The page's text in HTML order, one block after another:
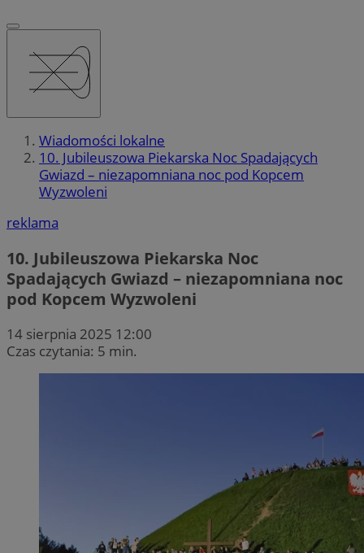
Wiadomości lokalne
10. Jubileuszowa Piekarska Noc Spadających
Gwiazd – niezapomniana noc pod Kopcem
Wyzwoleni
reklama
10. Jubileuszowa Piekarska Noc
Spadających Gwiazd – niezapomniana noc
pod Kopcem Wyzwoleni
14 sierpnia 2025 12:00
Czas czytania: 5 min.